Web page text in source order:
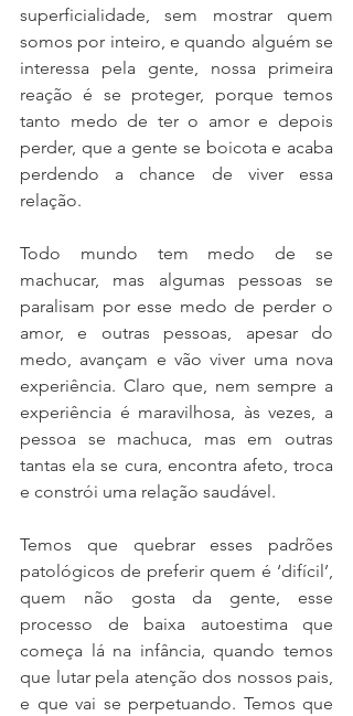
superficialidade, sem mostrar quem
somos por inteiro, e quando alguém se
interessa pela gente, nossa primeira
reação é se proteger, porque temos
tanto medo de ter o amor e depois
perder, que a gente se boicota e acaba
perdendo a chance de viver essa
relação.
Todo mundo tem medo de se
machucar, mas algumas pessoas se
paralisam por esse medo de perder o
amor, e outras pessoas, apesar do
medo, avançam e vão viver uma nova
experiência. Claro que, nem sempre a
experiência é maravilhosa, às vezes, a
pessoa se machuca, mas em outras
tantas ela se cura, encontra afeto, troca
e constrói uma relação saudável.
Temos que quebrar esses padrões
patológicos de preferir quem é ‘difícil’,
quem não gosta da gente, esse
processo de baixa autoestima que
começa lá na infância, quando temos
que lutar pela atenção dos nossos pais,
e que vai se perpetuando. Temos que